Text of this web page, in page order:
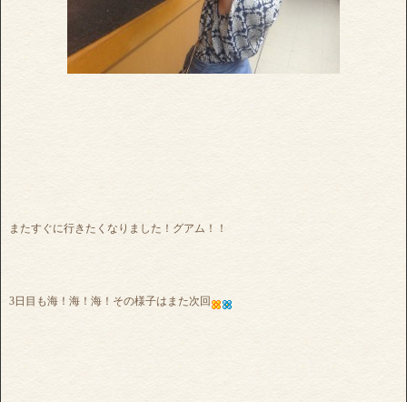
またすぐに行きたくなりました！グアム！！
3日目も海！海！海！その様子はまた次回